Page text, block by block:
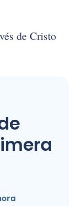
de Cristo